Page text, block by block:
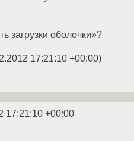
загрузки оболочки»?
17:21:10 +00:00)
17:21:10 +00:00